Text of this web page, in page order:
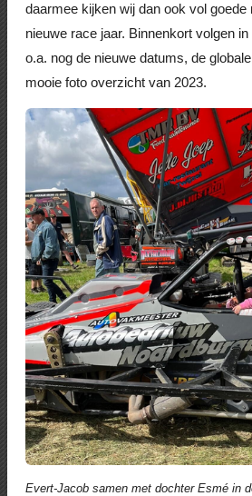
daarmee kijken wij dan ook vol goede
nieuwe race jaar. Binnenkort volgen
o.a. nog de nieuwe datums, de
mooie foto overzicht van 2023.
Evert-Jacob samen met dochter Esmé in